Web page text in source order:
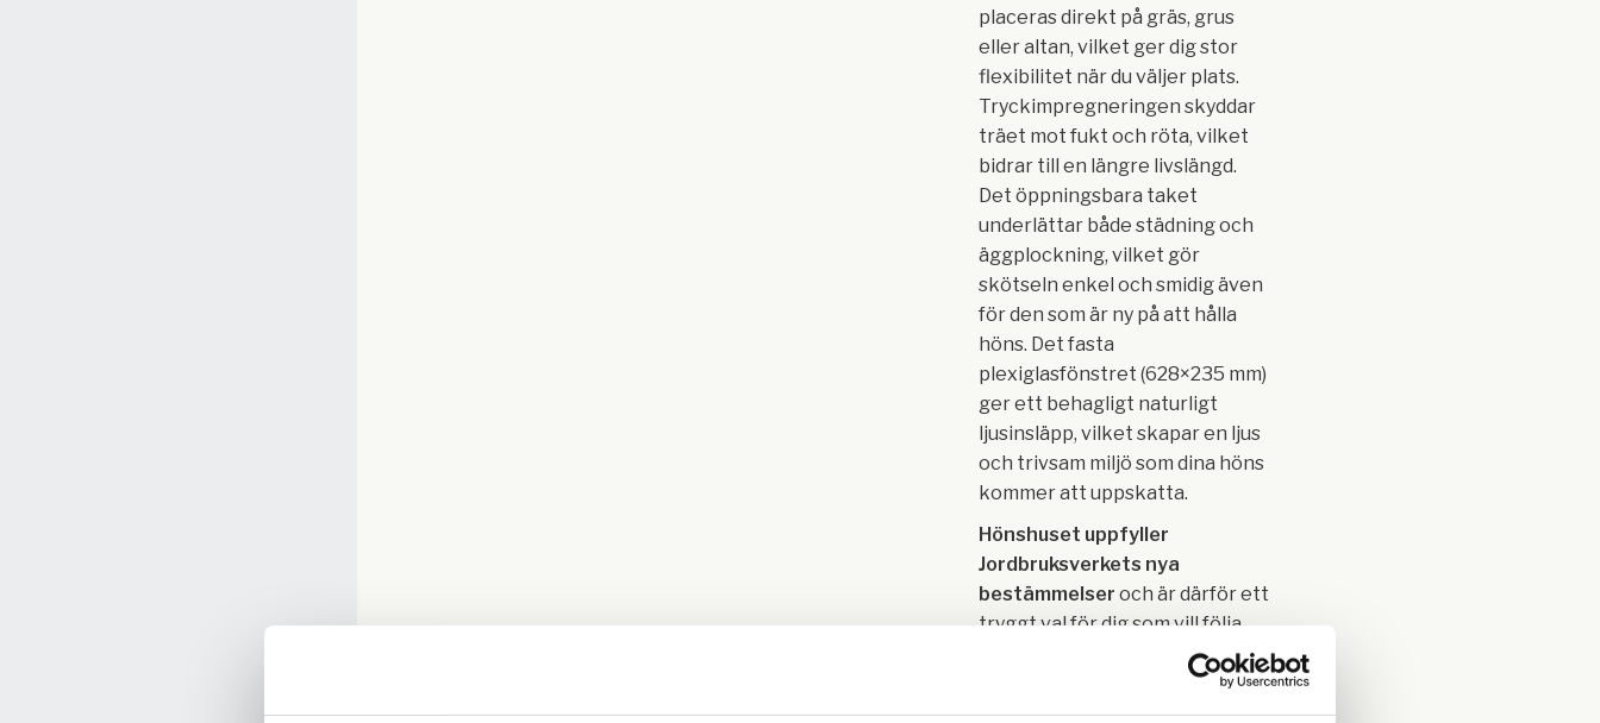
placeras direkt på gräs, grus
eller altan, vilket ger dig stor
flexibilitet när du väljer plats.
Tryckimpregneringen skyddar
träet mot fukt och röta, vilket
bidrar till en längre livslängd.
Det öppningsbara taket
underlättar både städning och
äggplockning, vilket gör
skötseln enkel och smidig även
för den som är ny på att hålla
höns. Det fasta
plexiglasfönstret (628×235 mm)
ger ett behagligt naturligt
ljusinsläpp, vilket skapar en ljus
och trivsam miljö som dina höns
kommer att uppskatta.
Hönshuset uppfyller
Jordbruksverkets nya
bestämmelser och är därför ett
tryggt val för dig som vill följa
För ännu högre komfort och